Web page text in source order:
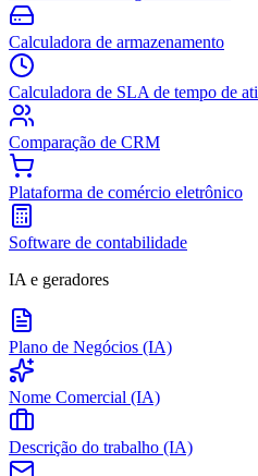
Calculadora de armazenamento
Calculadora de SLA de tempo de
Comparação de CRM
Plataforma de comércio eletrônico
Software de contabilidade
IA e geradores
Plano de Negócios (IA)
Nome Comercial (IA)
Descrição do trabalho (IA)